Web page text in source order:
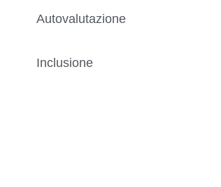
Autovalutazione
Inclusione